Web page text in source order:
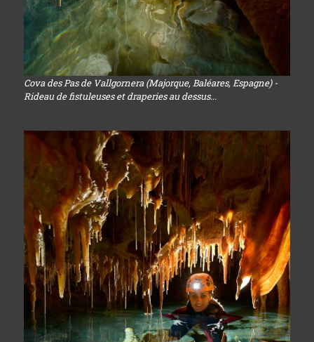
Cova des Pas de Vallgornera (Majorque, Baléares, Espagne) -
Rideau de fistuleuses et draperies au dessus...